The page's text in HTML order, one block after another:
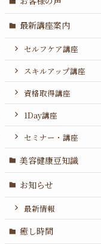
最新講座案内
セルフケア講座
スキルアップ講座
資格取得講座
1Day講座
セミナー・講座
美容健康豆知識
お知らせ
最新情報
癒し時間